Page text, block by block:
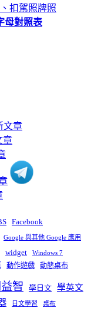
扣駕照牌照
母對照表
Facebook
Google 與其他 Google 應用
widget Windows 7
動作遊戲 動態桌布
智 學日文 學英文
日文學習 桌布